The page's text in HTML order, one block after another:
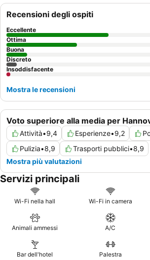
piatti preparati su ordinazione. Per la
considerate una camera con
paesaggio accattivante.
Voto superiore alla media per
Attività•9,4 Esperienze•9,2
Pulizia•8,9 Trasporti pubblici•8,9
Mostra più valutazioni
Recensioni degli ospiti
Eccellente
Ottima
Buona
Discreto
Insoddisfacente
Mostra le recensioni
Servizi principali
Wi-Fi nella hall Wi-Fi in camera
Animali ammessi A/C
Bar dell'hotel Palestra